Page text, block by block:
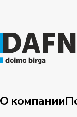
О компании